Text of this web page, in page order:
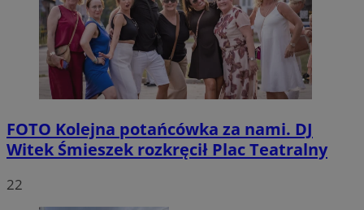
FOTO Kolejna potańcówka za nami. DJ
Witek Śmieszek rozkręcił Plac Teatralny
22